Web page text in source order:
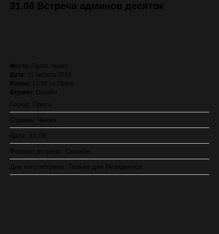
31.08 Встреча админов десяток
Место:
Прага, Чехия
Дата:
31 августа 2026
Время:
12:00 по Праге
Формат:
Онлайн
Город: Прага
Страна: Чехия
Дата: 31.08
Формат встречи: Онлайн
Для кого встреча: Только для Резидентов